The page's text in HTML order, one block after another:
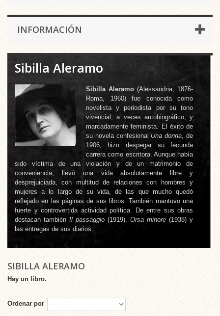
INFORMACIÓN
Sibilla Aleramo
Sibilla Aleramo (Alessandria, 1876-
Roma, 1960) fue conocida como
novelista y periodista por su tono
vivencial, a veces autobiográfico, y
marcadamente feminista. El éxito de
su novela confesional Una donna, de
1906, hizo despegar su fecunda
carrera como escritora. Aunque había
sido víctima de una violación y de un matrimonio de
conveniencia, llevó una vida absolutamente libre y
desprejuiciada, con multitud de relaciones con hombres y
mujeres a lo largo de su vida, de las que mucho quedó
reflejado en las páginas de sus libros. También mantuvo una
fuerte y controvertida actividad política. De entre sus obras
destacan también Il passaggio (1919), Orsa minore (1938) y
las entregas de sus diarios.
SIBILLA ALERAMO
Hay un libro.
Ordenar por